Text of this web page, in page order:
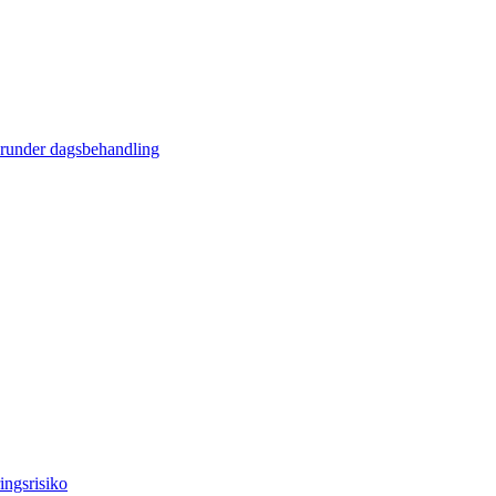
dagsbehandling